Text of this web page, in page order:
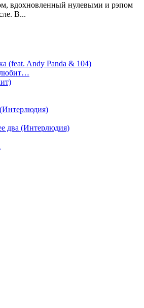
вдохновленный нулевыми и рэпом
В...
(feat. Andy Panda & 104)
любит…
два (Интерлюдия)